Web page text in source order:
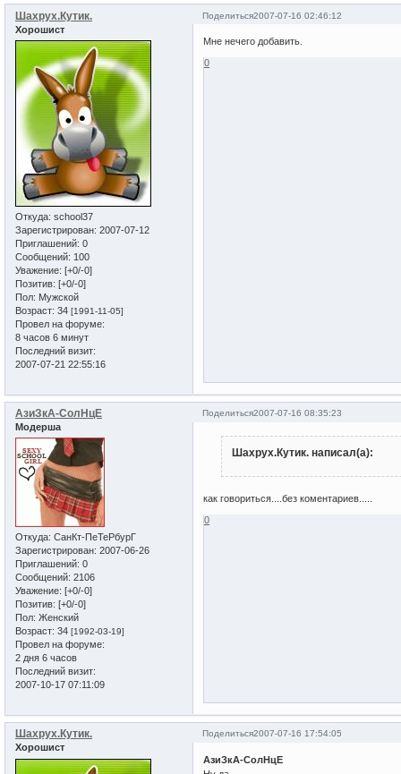
Поделиться2007-07-16 02:46:12
Шахрух.Кутик.
Хорошист
Откуда: school37
Зарегистрирован: 2007-07-12
Приглашений: 0
Сообщений: 100
Уважение: [+0/-0]
Позитив: [+0/-0]
Пол: Мужской
Возраст: 34 [1991-11-05]
Провел на форуме:
8 часов 6 минут
Последний визит:
2007-07-21 22:55:16
Мне нечего добавить.
0
Поделиться2007-07-16 08:35:23
АзиЗкА-СолНцЕ
Модерша
Откуда: СанКт-ПеТеРбурГ
Зарегистрирован: 2007-06-26
Приглашений: 0
Сообщений: 2106
Уважение: [+0/-0]
Позитив: [+0/-0]
Пол: Женский
Возраст: 34 [1992-03-19]
Провел на форуме:
2 дня 6 часов
Последний визит:
2007-10-17 07:11:09
Шахрух.Кутик. написал(а):
как говориться....без коментариев.....
0
Поделиться2007-07-16 17:54:05
Шахрух.Кутик.
Хорошист
АзиЗкА-СолНцЕ